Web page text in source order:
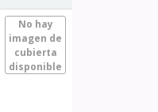
No hay
imagen de
cubierta
disponible